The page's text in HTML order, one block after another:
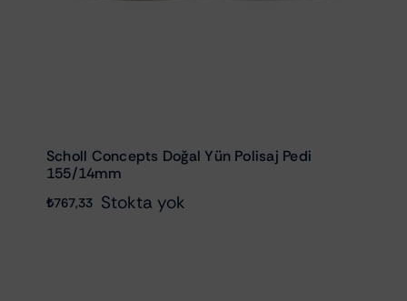
Scholl Concepts Doğal Yün Polisaj Pedi
155/14mm
₺767,33 Stokta yok